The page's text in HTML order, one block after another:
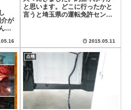
が
で
)カ
覚
と思います。どこに行ったかと
言うと埼玉県の運転免許センタ
宅からは1時間半位ですかね。距
離にして50km程度なのですが、
多少混んでいたりするので、こ
れくらい時...
2015.05.11
点検